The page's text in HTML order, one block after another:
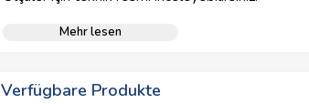
Mehr lesen
Verfügbare Produkte